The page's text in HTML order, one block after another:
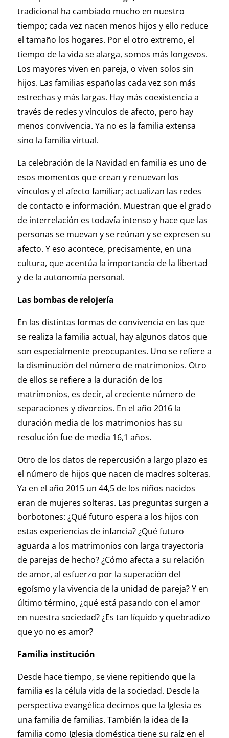
tradicional ha cambiado mucho en nuestro
tiempo; cada vez nacen menos hijos y ello reduce
el tamaño los hogares. Por el otro extremo, el
tiempo de la vida se alarga, somos más longevos.
Los mayores viven en pareja, o viven solos sin
hijos. Las familias españolas cada vez son más
estrechas y más largas. Hay más coexistencia a
través de redes y vínculos de afecto, pero hay
menos convivencia. Ya no es la familia extensa
sino la familia virtual.
La celebración de la Navidad en familia es uno de
esos momentos que crean y renuevan los
vínculos y el afecto familiar; actualizan las redes
de contacto e información. Muestran que el grado
de interrelación es todavía intenso y hace que las
personas se muevan y se reúnan y se expresen su
afecto. Y eso acontece, precisamente, en una
cultura, que acentúa la importancia de la libertad
y de la autonomía personal.
Las bombas de relojería
En las distintas formas de convivencia en las que
se realiza la familia actual, hay algunos datos que
son especialmente preocupantes. Uno se refiere a
la disminución del número de matrimonios. Otro
de ellos se refiere a la duración de los
matrimonios, es decir, al creciente número de
separaciones y divorcios. En el año 2016 la
duración media de los matrimonios has su
resolución fue de media 16,1 años.
Otro de los datos de repercusión a largo plazo es
el número de hijos que nacen de madres solteras.
Ya en el año 2015 un 44,5 de los niños nacidos
eran de mujeres solteras. Las preguntas surgen a
borbotones: ¿Qué futuro espera a los hijos con
estas experiencias de infancia? ¿Qué futuro
aguarda a los matrimonios con larga trayectoria
de parejas de hecho? ¿Cómo afecta a su relación
de amor, al esfuerzo por la superación del
egoísmo y la vivencia de la unidad de pareja? Y en
último término, ¿qué está pasando con el amor
en nuestra sociedad? ¿Es tan líquido y quebradizo
que yo no es amor?
Familia institución
Desde hace tiempo, se viene repitiendo que la
familia es la célula vida de la sociedad. Desde la
perspectiva evangélica decimos que la Iglesia es
una familia de familias. También la idea de la
familia como Iglesia doméstica tiene su raíz en el